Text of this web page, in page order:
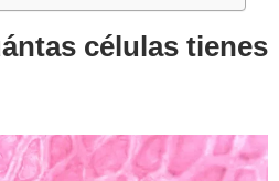
células tienes